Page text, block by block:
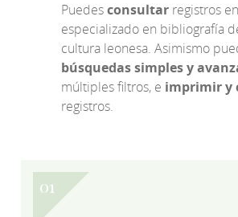
Puedesconsultar registros
especializado en bibliografía
cultura leonesa. Asimismo
búsquedas simples y
múltiples filtros, e imprimir y
registros.